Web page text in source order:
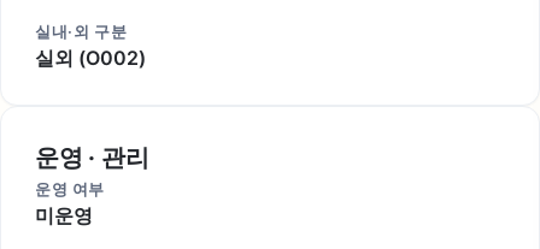
실내·외 구분
실외 (O002)
운영 · 관리
운영 여부
미운영